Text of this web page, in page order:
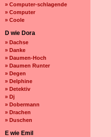
» Computer-schlagende
» Computer
» Coole
D wie Dora
» Dachse
» Danke
» Daumen-Hoch
» Daumen Runter
» Degen
» Delphine
» Detektiv
» Dj
» Dobermann
» Drachen
» Duschen
E wie Emil